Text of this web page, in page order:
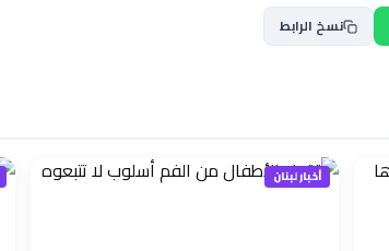
نسخ الرابط
أخبار لبنان